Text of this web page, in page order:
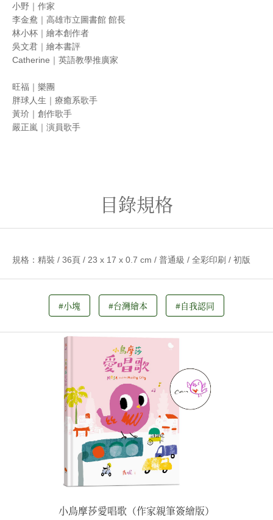
小野｜作家
李金鴦｜高雄市立圖書館 館長
林小杯｜繪本創作者
吳文君｜繪本書評
Catherine｜英語教學推廣家
旺福｜樂團
胖球人生｜療癒系歌手
黃玠｜創作歌手
嚴正嵐｜演員歌手
目錄規格
規格：精裝 / 36頁 / 23 x 17 x 0.7 cm / 普通級 / 全彩印刷 / 初版
#小塊 #台灣繪本 #自我認同
小鳥摩莎愛唱歌（作家親筆簽繪版）